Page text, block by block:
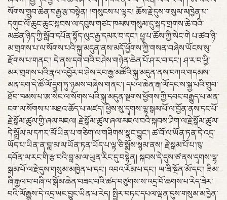
སོགས་གྲུབ་ཆེན་བརྒྱ་རྩ་བསྟེན། །གསུངས་པ་ལྟར། ཆོས་རྗེ་དུས་གསུམ་མཁྱེན་པ་
དགུང་ལོ་ཆུང་ཆུང་སྐབས་ལ་དབུས་གཙང་ཁམས་གསུམ་དུ་སྐད་གྲགས་ཆེ་བའི་
མཚན་ཉིད་ཀྱི་སློབ་དཔོན་སྟོད་ལུང་རྒྱ་དམར་བ་དང་། ཕྱྭ་པ་ཆོས་ཀྱི་སེང་གེ པ་ཚབ་ཉི་
མ་གྲགས་པ་ལ་སོགས་པའི་སྐུ་མདུན་ནས་མདོ་ཕྱོགས་ཀྱི་གསན་བཞེས་ཡོངས་སུ་
རྫོགས་པ་གནང་། དེ་ནས་དགེ་བའི་བཤེས་གཉེན་ཆེན་པོ་ཤ་ར་བ་དང་། ཤ་ར་བ་ཕྱི་
མར་གྲགས་པའི་རྣལ་འབྱོར་བ་ཤེས་རབ་རྒྱ་མཚོའི་སྐུ་མདུན་ནས་བཀའ་གདམས་
མན་ངག་དེ་ཚོ་ལོ་དྲུག་ཏུ་ཉམས་བཞེས་གནང་། དཔལ་ཆེན་རྒ་ལོ་དང་ས་སྐྱ་པའི་གྲུབ་
ཐོབ་ཁམས་པ་ཨ་སེང་ལ་སོགས་པའི་སྐུ་མདུན་སྔགས་ཕྱོགས་ཀྱི་དབང་བརྒྱུད་པ་མན་
ངག་ལ་སོགས་པ་མཐའ་ཆོད་པ་མཛད། ཕྱིས་སུ་དྭགས་ལྷ་སྒམ་པོ་ལ་བྱོན་ནས་དང་པོ་
རྗེ་སྒོམ་ཚུལ་གྱི་ཞལ་མཇལ། རྗེ་སྒོམ་ཚུལ་ཞལ་མཇལ་བའི་སྐབས་ཤིག་ལ་རྗེ་སྒོམ་ཚུལ་
དེ་སྒྲོལ་མ་དཀར་མོ་ཡིན་པ་གཅིག་ལ་གཟིགས་སྣང་བྱུང་། ཚ་བོ་ལ་ཡོན་ཏན་དེ་འདྲ་
ཡོད་པ་ཡིན་ན་བླ་མ་ལ་ཡོན་ཏན་ཡོད་པ་ལྟ་ཅི་སྨོས་སྙམ་ནས། རྗེ་སྒམ་པོ་པ་ཁུ་
དབོན་ལ་རང་གི་རྩ་བའི་བླ་མ་ལ་ཡུན་རིང་དུ་བསྟེན། སྐབས་དེ་དུས་ཙ་ནས་དྭགས་ལྷ་
སྒམ་པོ་ལ་རྗེ་དུས་གསུམ་མཁྱེན་པ་དང་། འབའ་རོམ་པ་དང་། ཡ་ཟི་སྔོན་མོ་དང་། ཟིམ་
ཞི་རྒྱལ་བ་བཞི་ལ་སྒོམ་ཆེན་བཟང་བའི་ཚད་བཙུགས་ས་འདྲ་བོ་ཆགས་པ་རེད་ཟེར་
བའི་ལོ་རྒྱུས་དེ་འདྲ་ཡང་བྱུང་ཡིན་པ་རེད། སྤྱིར་བཏང་དཔལ་ལྡན་དུས་གསུམ་མཁྱེན་